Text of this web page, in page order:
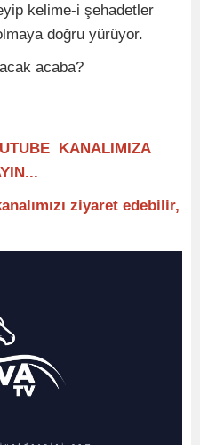
kelime-i şehadetler
doğru yürüyor.
acaba?
KANALIMIZA
ziyaret edebilir,